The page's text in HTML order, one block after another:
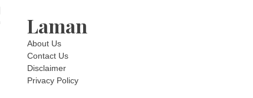
Laman
About Us
Contact Us
Disclaimer
Privacy Policy